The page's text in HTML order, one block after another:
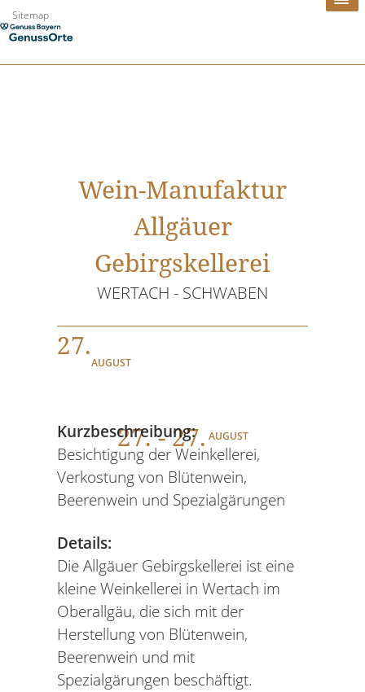
Zum
Inhalt
Sitemap
Wein-Manufaktur
Allgäuer
Gebirgskellerei
WERTACH - SCHWABEN
27.
AUGUST
27. - 27. AUGUST
Kurzbeschreibung:
Besichtigung der Weinkellerei,
Verkostung von Blütenwein,
Beerenwein und Spezialgärungen
Details:
Die Allgäuer Gebirgskellerei ist eine
kleine Weinkellerei in Wertach im
Oberallgäu, die sich mit der
Herstellung von Blütenwein,
Beerenwein und mit
Spezialgärungen beschäftigt.